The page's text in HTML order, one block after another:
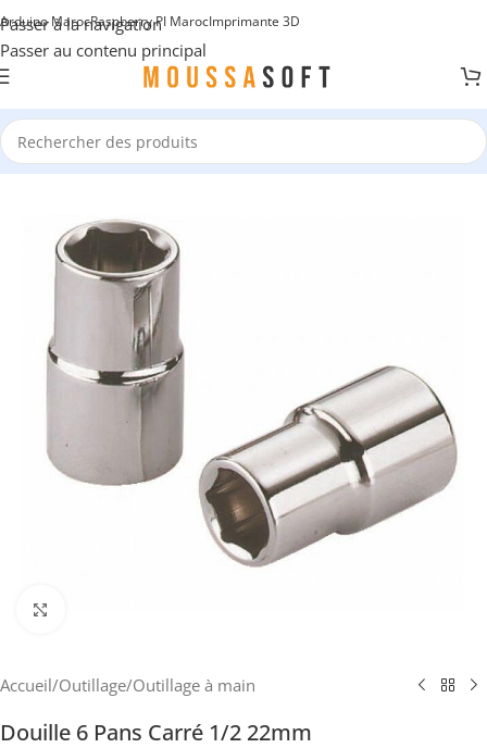
Passer à la navigation
Passer au contenu principal
Arduino MarocRaspberry PI MarocImprimante 3D
Accueil/Outillage/Outillage à main
Douille 6 Pans Carré 1/2 22mm